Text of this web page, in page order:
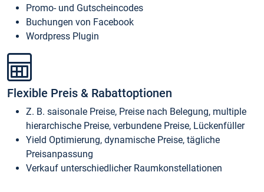
Promo- und Gutscheincodes
Buchungen von Facebook
Wordpress Plugin
Flexible Preis & Rabattoptionen
Z. B. saisonale Preise, Preise nach Belegung, multiple
hierarchische Preise, verbundene Preise, Lückenfüller
Yield Optimierung, dynamische Preise, tägliche
Preisanpassung
Verkauf unterschiedlicher Raumkonstellationen